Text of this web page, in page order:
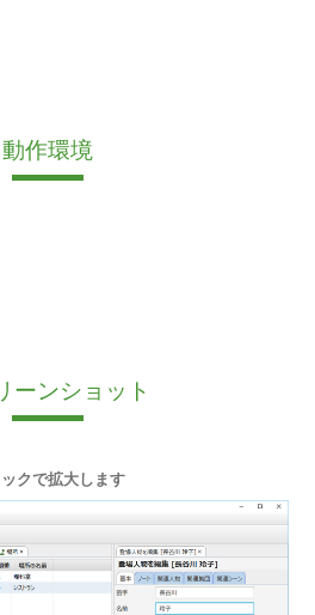
動作環境
ーンショット
クで拡大します